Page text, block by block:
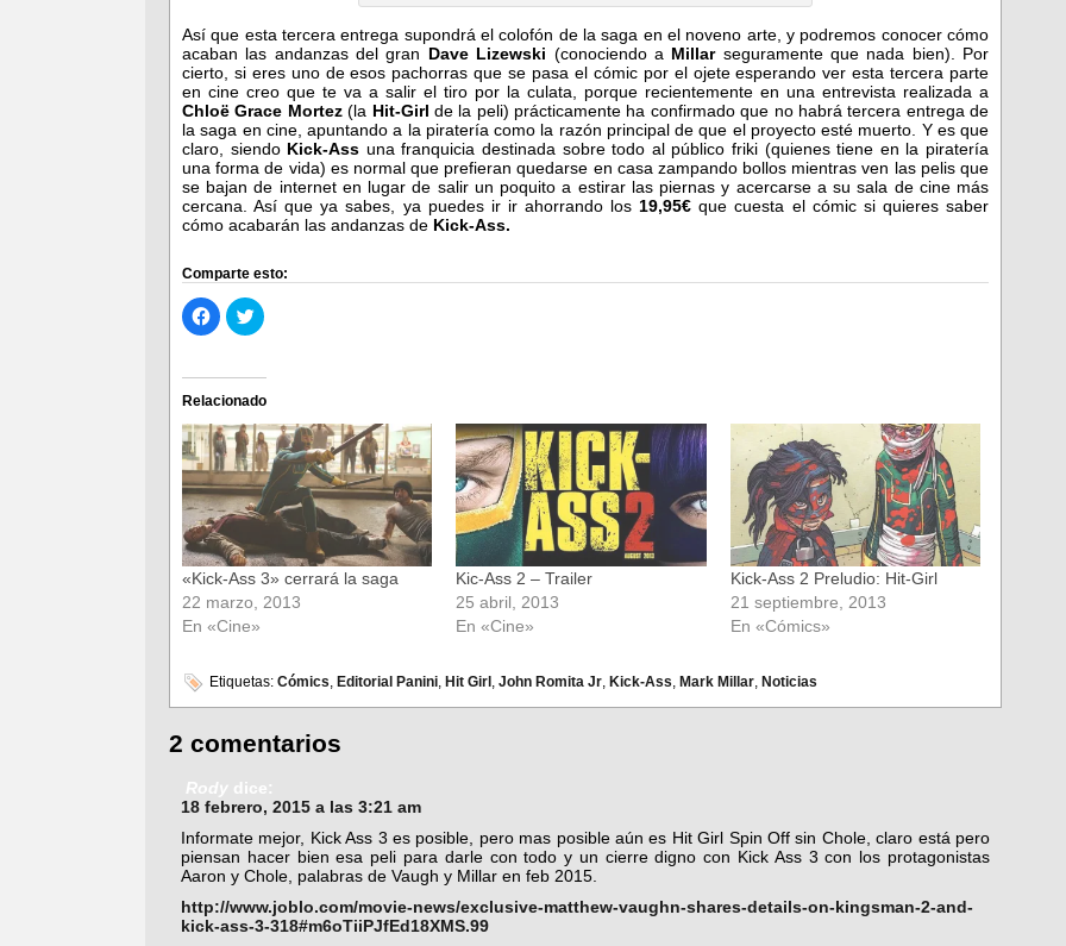
Así que esta tercera entrega supondrá el colofón de la saga en el noveno arte, y podremos conocer cómo
acaban las andanzas del gran Dave Lizewski (conociendo a Millarseguramente que nada bien). Por
cierto, si eres uno de esos pachorras que se pasa el cómic por el ojete esperando ver esta tercera parte
en cine creo que te va a salir el tiro por la culata, porque recientemente en una entrevista realizada a
Chloë Grace Mortez(la Hit-Girl de la peli) prácticamente ha confirmado que no habrá tercera entrega de
la saga en cine, apuntando a la piratería como la razón principal de que el proyecto esté muerto. Y es que
claro, siendo Kick-Ass una franquicia destinada sobre todo al público friki (quienes tiene en la piratería
una forma de vida) es normal que prefieran quedarse en casa zampando bollos mientras ven las pelis que
se bajan de internet en lugar de salir un poquito a estirar las piernas y acercarse a su sala de cine más
cercana. Así que ya sabes, ya puedes ir ir ahorrando los19,95€ que cuesta el cómic si quieres saber
cómo acabarán las andanzas de Kick-Ass.
Comparte esto:
Haz
clic
para
Facebook
(Se
abre
en
una
ventana
nueva)
Haz
clic
Twitter
(Se
abre
en
una
ventana
nueva)
Relacionado
«Kick-Ass 3» cerrará la saga
22 marzo, 2013
En «Cine»
Kic-Ass 2 – Trailer
25 abril, 2013
En «Cine»
Kick-Ass 2 Preludio: Hit-Girl
21 septiembre, 2013
En «Cómics»
Etiquetas: Cómics, Editorial Panini, Hit Girl , John Romita Jr, Kick-Ass, Mark Millar, Noticias
2 comentarios
Rody dice:
18 febrero, 2015 a las 3:21 am
Informate mejor, Kick Ass 3 es posible, pero mas posible aún es Hit Girl Spin Off sin Chole, claro está pero
piensan hacer bien esa peli para darle con todo y un cierre digno con Kick Ass 3 con los protagonistas
Aaron y Chole, palabras de Vaugh y Millar en feb 2015.
http://www.joblo.com/movie-news/exclusive-matthew-vaughn-shares-details-on-kingsman-2-and-
kick-ass-3-318#m6oTiiPJfEd18XMS.99